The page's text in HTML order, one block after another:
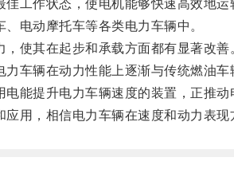
作状态，使电机能够快速高效地运
电动摩托车等各类电力车辆中。
其在起步和承载方面都有显著改善
辆在动力性能上逐渐与传统燃油车
提升电力车辆速度的装置，正推动
，相信电力车辆在速度和动力表现